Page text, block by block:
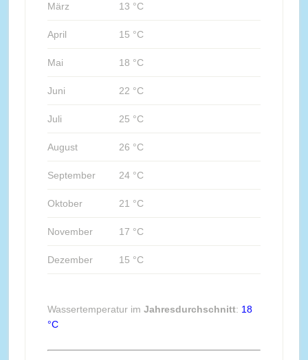
März 13 °C
April 15 °C
Mai 18 °C
Juni 22 °C
Juli 25 °C
August 26 °C
September 24 °C
Oktober 21 °C
November 17 °C
Dezember 15 °C
Wassertemperatur im Jahresdurchschnitt: 18
°C